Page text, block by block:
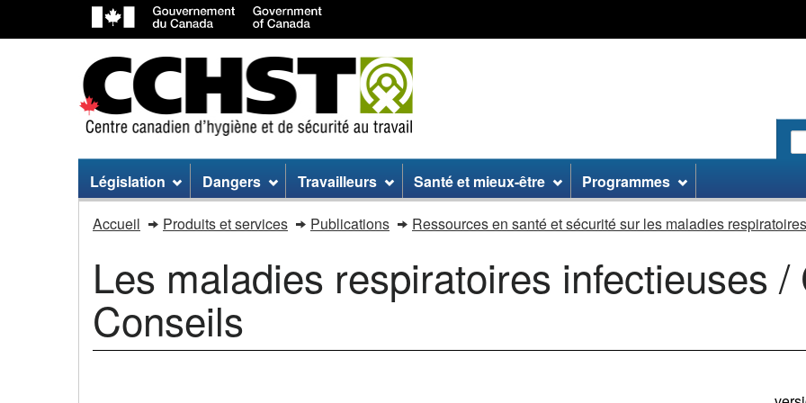
au
aux
à
le
Menu
du
site
Législation Dangers Travailleurs Santé et mieux-être Programmes
maladies
respiratoires
infectieuses
Accueil Produits et services Publications Ressources en santé et sécurité sur les maladies
Les maladies respiratoires infectieuses /
Conseils